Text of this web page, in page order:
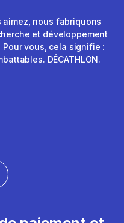
nous fabriquons
et développement
vous, cela signifie :
DÉCATHLON.